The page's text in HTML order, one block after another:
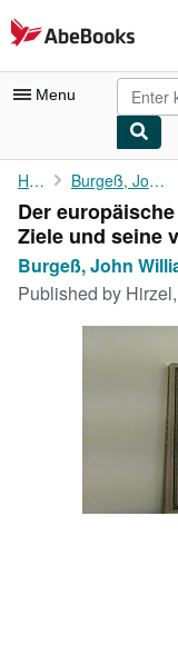
Skip to main content
AbeBooks.com
Menu
My Account
My Purchases
Advanced Search
Browse Collections
Home Burgeß, John William,
Der
Ziele und seine
Burgeß, John
Published by